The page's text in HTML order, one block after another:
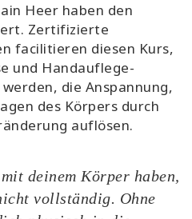
Heer haben den
Zertifizierte
facilitieren diesen Kurs,
und Handauflege-
die Anspannung,
des Körpers durch
auflösen.
deinem Körper haben,
vollständig. Ohne